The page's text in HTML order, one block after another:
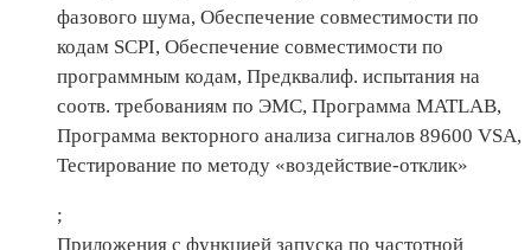
фазового шума, Обеспечение совместимости по
кодам SCPI, Обеспечение совместимости по
программным кодам, Предквалиф. испытания на
соотв. требованиям по ЭМС, Программа MATLAB,
Программа векторного анализа сигналов 89600 VSA,
Тестирование по методу «воздействие-отклик»
;
Приложения с функцией запуска по частотной